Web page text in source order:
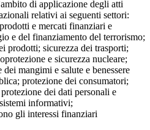
di applicazione degli atti
relativi ai seguenti settori:
e mercati finanziari e
e del finanziamento del terrorismo;
prodotti; sicurezza dei trasporti;
e sicurezza nucleare;
mangimi e salute e benessere
protezione dei consumatori;
dei dati personali e
informativi;
gli interessi finanziari